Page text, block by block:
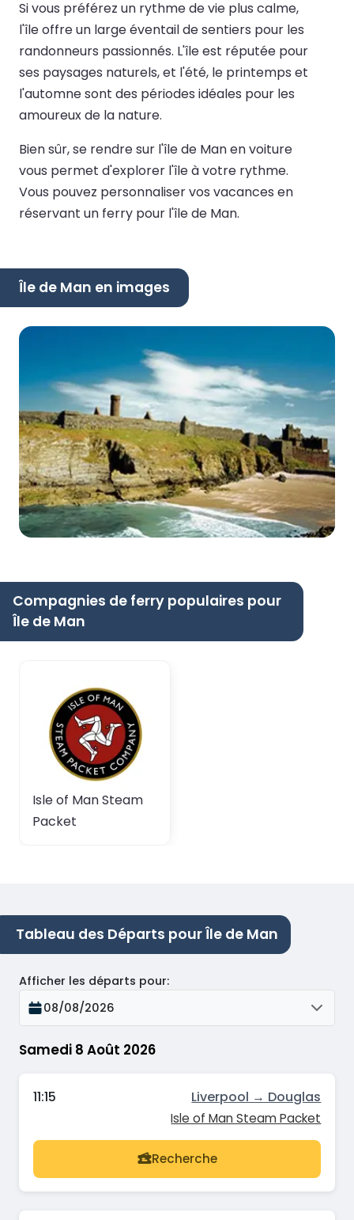
Si vous préférez un rythme de vie plus calme,
l'île offre un large éventail de sentiers pour les
randonneurs passionnés. L'île est réputée pour
ses paysages naturels, et l'été, le printemps et
l'automne sont des périodes idéales pour les
amoureux de la nature.
Bien sûr, se rendre sur l'île de Man en voiture
vous permet d'explorer l'île à votre rythme.
Vous pouvez personnaliser vos vacances en
réservant un ferry pour l'île de Man.
Île de Man en images
Compagnies de ferry populaires pour
Île de Man
Isle of Man Steam
Packet
Tableau des Départs pour Île de Man
Samedi 8 Août 2026
Afficher les départs pour:
08/08/2026
11:15 Liverpool → Douglas
Isle of Man Steam Packet
Recherche